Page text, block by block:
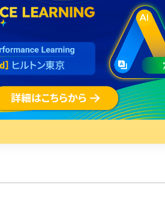
ラーニングサークル
セキュリティー